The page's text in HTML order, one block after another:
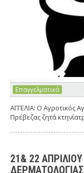
Επαγγελματικά
ΑΓΓΕΛΙΑ: Ο Αγροτικός
Πρέβεζας ζητά
21& 22